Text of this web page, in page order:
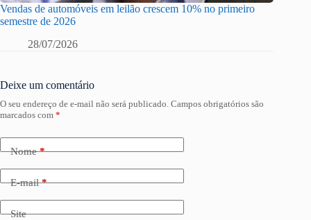
Vendas de automóveis em leilão crescem 10% no primeiro
semestre de 2026
28/07/2026
Deixe um comentário
O seu endereço de e-mail não será publicado. Campos obrigatórios são
marcados com *
Nome*
E-mail*
Site